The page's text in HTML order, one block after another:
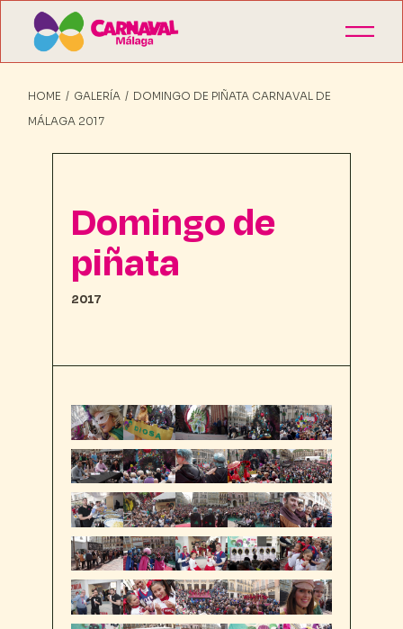
HOME GALERÍA
DOMINGO DE PIÑATA CARNAVAL DE
MÁLAGA 2017
Domingo de
piñata
2017